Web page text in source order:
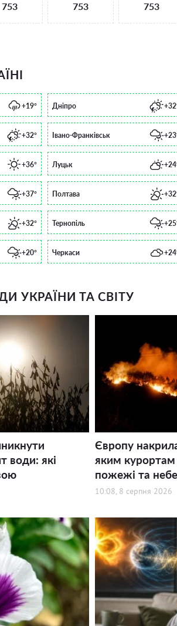
753 753 753
+19° Дніпро
+32° Івано-Франківськ
+36° Луцьк
+37° Полтава
+32° Тернопіль
+20° Черкаси
УКРАЇНИ ТА СВІТУ
води: які
Європу
яким курортам
пожежі та
10:08, 8 серпня 2026